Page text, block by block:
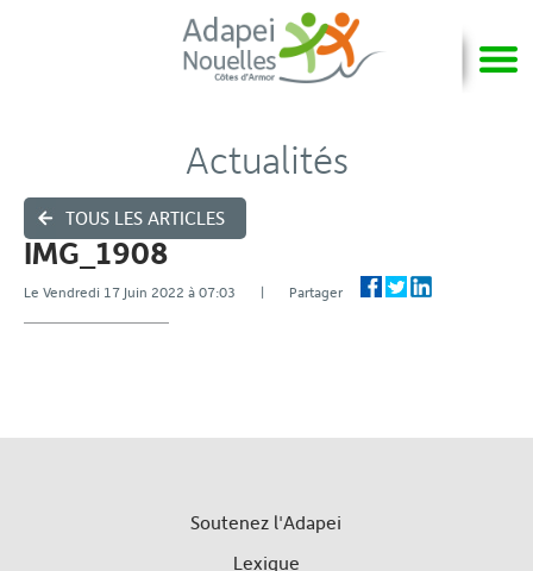
TOUS LES ARTICLES
Actualités
IMG_1908
Le Vendredi 17 Juin 2022 à 07:03 | Partager
Soutenez l'Adapei
Lexique